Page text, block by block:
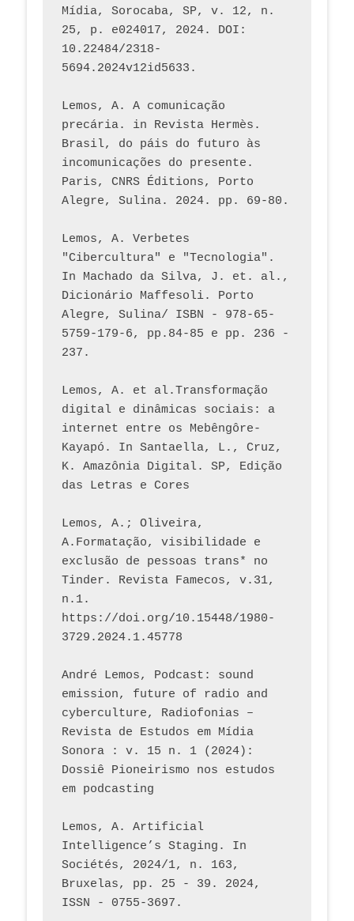
Mídia, Sorocaba, SP, v. 12, n.
25, p. e024017, 2024. DOI:
10.22484/2318-
5694.2024v12id5633.
Lemos, A. A comunicação
precária. in Revista Hermès.
Brasil, do páis do futuro às
incomunicações do presente.
Paris, CNRS Éditions, Porto
Lemos, A. Verbetes
"Cibercultura" e "Tecnologia".
In Machado da Silva, J. et. al.,
Dicionário Maffesoli. Porto
Alegre, Sulina/ ISBN - 978-65-
5759-179-6, pp.84-85 e pp. 236 -
237.
Lemos, A. et al.Transformação
digital e dinâmicas sociais: a
internet entre os Mebêngôre-
Kayapó. In Santaella, L., Cruz,
K. Amazônia Digital. SP, Edição
das Letras e Cores
Lemos, A.; Oliveira,
A.Formatação, visibilidade e
exclusão de pessoas trans* no
Tinder. Revista Famecos, v.31,
n.1.
https://doi.org/10.15448/1980-
3729.2024.1.45778
André Lemos, Podcast: sound
emission, future of radio and
cyberculture, Radiofonias –
Revista de Estudos em Mídia
Sonora : v. 15 n. 1 (2024):
Dossiê Pioneirismo nos estudos
em podcasting
Lemos, A. Artificial
Intelligence’s Staging. In
Sociétés, 2024/1, n. 163,
Bruxelas, pp. 25 - 39. 2024,
ISSN - 0755-3697.